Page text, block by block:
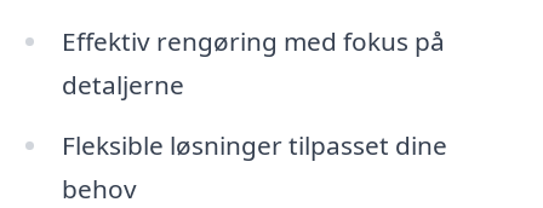
Effektiv rengøring med fokus på
detaljerne
Fleksible løsninger tilpasset dine
behov